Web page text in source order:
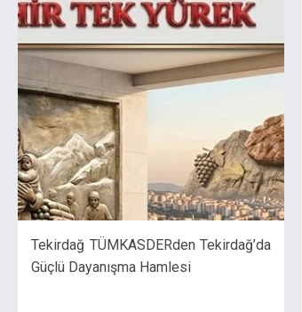
Tekirdağ TÜMKASDERden Tekirdağ’da
Güçlü Dayanışma Hamlesi